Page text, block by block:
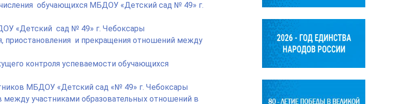
обучающихся МБДОУ «Детский сад № 49» г.
«Детский сад № 49» г. Чебоксары
приостановления и прекращения отношений между
контроля успеваемости обучающихся
МБДОУ «Детский сад «№ 49» г. Чебоксары
участниками образовательных отношений в